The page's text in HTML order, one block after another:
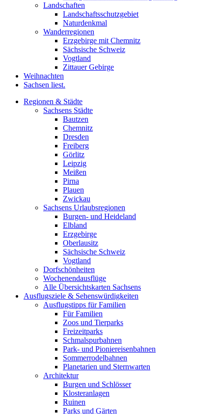
Landschaften
Landschaftsschutzgebiet
Naturdenkmal
Wanderregionen
Erzgebirge mit Chemnitz
Sächsische Schweiz
Vogtland
Zittauer Gebirge
Weihnachten
Sachsen liest.
Regionen & Städte
Sachsens Städte
Bautzen
Chemnitz
Dresden
Freiberg
Görlitz
Leipzig
Meißen
Pirna
Plauen
Zwickau
Sachsens Urlaubsregionen
Burgen- und Heideland
Elbland
Erzgebirge
Oberlausitz
Sächsische Schweiz
Vogtland
Dorfschönheiten
Wochenendausflüge
Alle Übersichtskarten Sachsens
Ausflugsziele & Sehenswürdigkeiten
Ausflugstipps für Familien
Für Familien
Zoos und Tierparks
Freizeitparks
Schmalspurbahnen
Park- und Pioniereisenbahnen
Sommerrodelbahnen
Planetarien und Sternwarten
Architektur
Burgen und Schlösser
Klosteranlagen
Ruinen
Parks und Gärten